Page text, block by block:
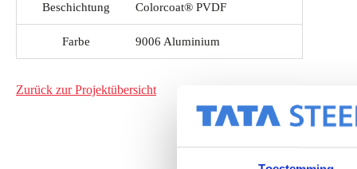
Beschichtung Colorcoat® PVDF
Farbe 9006 Aluminium
Zurück zur Projektübersicht